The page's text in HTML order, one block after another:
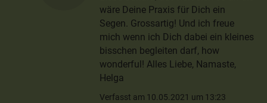
wäre Deine Praxis für Dich ein
Segen. Grossartig! Und ich freue
mich wenn ich Dich dabei ein kleines
bisschen begleiten darf, how
wonderful! Alles Liebe, Namaste,
Helga
Verfasst am 10.05.2021 um 13:23